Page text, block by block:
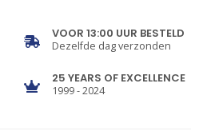
VOOR 13:00 UUR BESTELD
Dezelfde dag verzonden
25 YEARS OF EXCELLENCE
1999 - 2024